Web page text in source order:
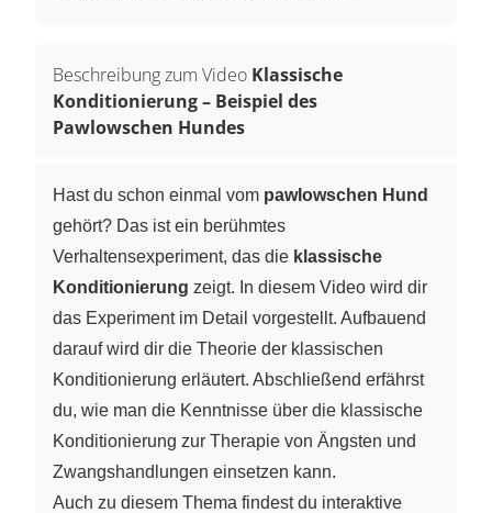
Beschreibung zum Video Klassische
Konditionierung – Beispiel des
Pawlowschen Hundes
Hast du schon einmal vom pawlowschen Hund
gehört? Das ist ein berühmtes
Verhaltensexperiment, das die klassische
Konditionierung zeigt. In diesem Video wird dir
das Experiment im Detail vorgestellt. Aufbauend
darauf wird dir die Theorie der klassischen
Konditionierung erläutert. Abschließend erfährst
du, wie man die Kenntnisse über die klassische
Konditionierung zur Therapie von Ängsten und
Zwangshandlungen einsetzen kann.
Auch zu diesem Thema findest du interaktive